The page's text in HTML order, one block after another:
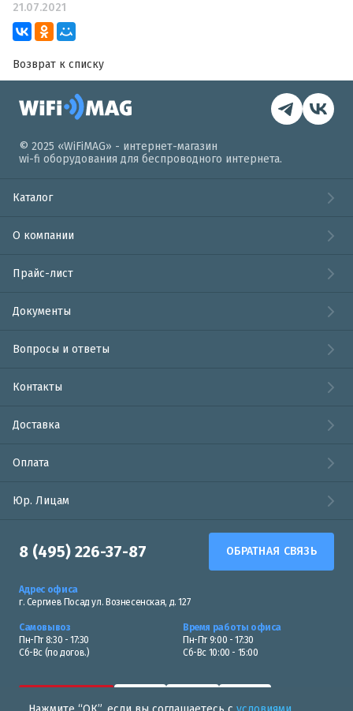
21.07.2021
Возврат к списку
© 2025 «WiFiMAG» - интернет-магазин
wi-fi оборудования для беспроводного интернета.
Каталог
О компании
Прайс-лист
Документы
Вопросы и ответы
Контакты
Доставка
Оплата
Юр. Лицам
8 (495) 226-37-87 ОБРАТНАЯ СВЯЗЬ
Адрес офиса
г. Сергиев Посад ул. Вознесенская, д. 127
Самовывоз
Пн-Пт 8:30 - 17:30
Сб-Вс (по догов.)
Время работы офиса
Пн-Пт 9:00 - 17:30
Сб-Вс 10:00 - 15:00